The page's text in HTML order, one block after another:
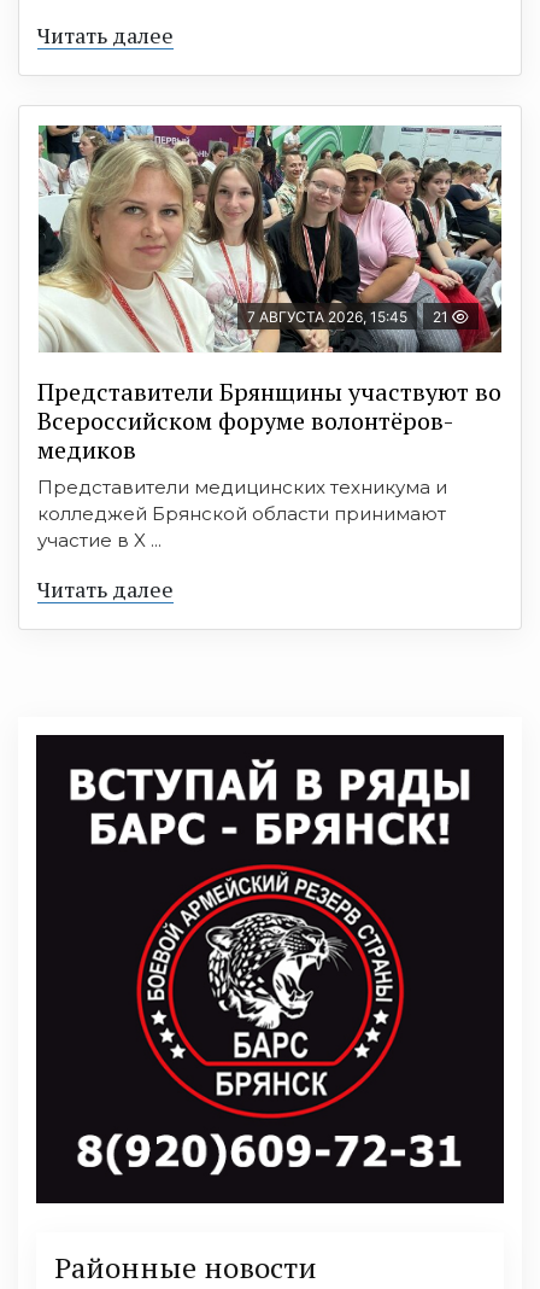
Читать далее
7 АВГУСТА 2026, 15:45 21
Представители Брянщины участвуют во
Всероссийском форуме волонтёров-
медиков
Представители медицинских техникума и
колледжей Брянской области принимают
участие в X ...
Читать далее
Районные новости